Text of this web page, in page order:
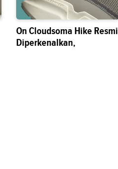
On Cloudsoma Hike Resmi
Diperkenalkan,